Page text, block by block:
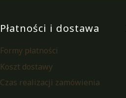
Płatności i dostawa
Formy płatności
Koszt dostawy
Czas realizacji zamówienia